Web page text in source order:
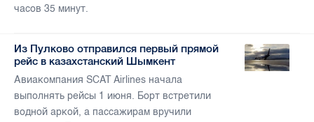
часов 35 минут.
Из Пулково отправился первый прямой
рейс в казахстанский Шымкент
Авиакомпания SCAT Airlines начала
выполнять рейсы 1 июня. Борт встретили
водной аркой, а пассажирам вручили